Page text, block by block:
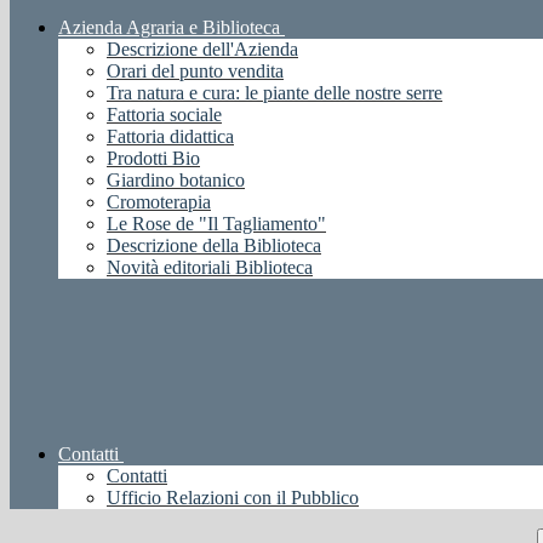
Azienda Agraria e Biblioteca
Descrizione dell'Azienda
Orari del punto vendita
Tra natura e cura: le piante delle nostre serre
Fattoria sociale
Fattoria didattica
Prodotti Bio
Giardino botanico
Cromoterapia
Le Rose de "Il Tagliamento"
Descrizione della Biblioteca
Novità editoriali Biblioteca
Contatti
Contatti
Ufficio Relazioni con il Pubblico